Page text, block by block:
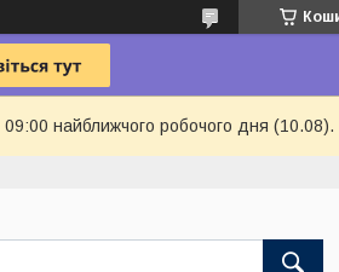
09:00 найближчого робочого дня (10.08).